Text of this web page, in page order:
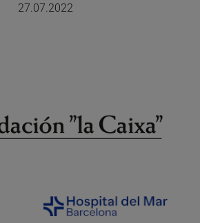
27.07.2022